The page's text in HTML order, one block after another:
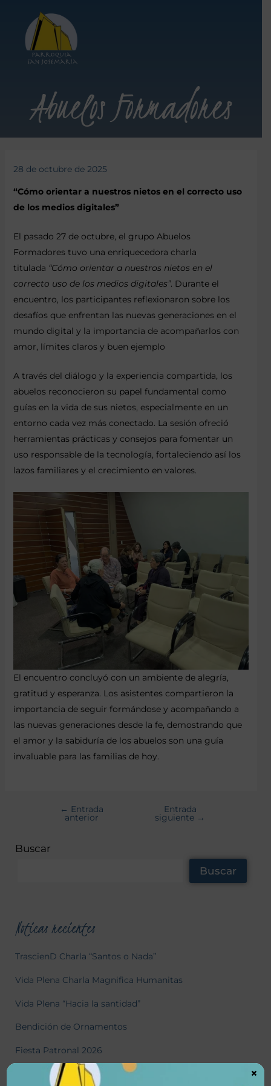
Abuelos Formadores
28 de octubre de 2025
“Cómo orientar a nuestros nietos en el correcto uso
de los medios digitales”
El pasado 27 de octubre, el grupo Abuelos
Formadores tuvo una enriquecedora charla
titulada “Cómo orientar a nuestros nietos en el
correcto uso de los medios digitales”. Durante el
encuentro, los participantes reflexionaron sobre los
desafíos que enfrentan las nuevas generaciones en el
mundo digital y la importancia de acompañarlos con
amor, límites claros y buen ejemplo
A través del diálogo y la experiencia compartida, los
abuelos reconocieron su papel fundamental como
guías en la vida de sus nietos, especialmente en un
entorno cada vez más conectado. La sesión ofreció
herramientas prácticas y consejos para fomentar un
uso responsable de la tecnología, fortaleciendo así los
lazos familiares y el crecimiento en valores.
El encuentro concluyó con un ambiente de alegría,
gratitud y esperanza. Los asistentes compartieron la
importancia de seguir formándose y acompañando a
las nuevas generaciones desde la fe, demostrando que
el amor y la sabiduría de los abuelos son una guía
invaluable para las familias de hoy.
← Entrada
anterior
Entrada
siguiente →
Buscar
Buscar
Noticas recientes
TrascienD Charla “Santos o Nada”
Vida Plena Charla Magnifica Humanitas
Vida Plena “Hacia la santidad”
Bendición de Ornamentos
Fiesta Patronal 2026
×